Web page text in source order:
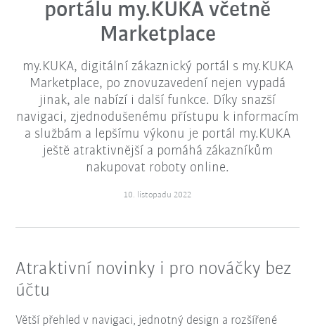
portálu my.KUKA včetně
Marketplace
my.KUKA, digitální zákaznický portál s my.KUKA
Marketplace, po znovuzavedení nejen vypadá
jinak, ale nabízí i další funkce. Díky snazší
navigaci, zjednodušenému přístupu k informacím
a službám a lepšímu výkonu je portál my.KUKA
ještě atraktivnější a pomáhá zákazníkům
nakupovat roboty online.
10. listopadu 2022
Atraktivní novinky i pro nováčky bez
účtu
Větší přehled v navigaci, jednotný design a rozšířené